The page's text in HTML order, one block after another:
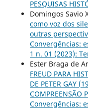
PESQUISAS
Domingos Savio
como voz dos
outras
Convergências:
1 n. 01 (2023):
Ester Braga de
FREUD PARA
DE PETER GAY
COMPREENSÃO
Convergências: